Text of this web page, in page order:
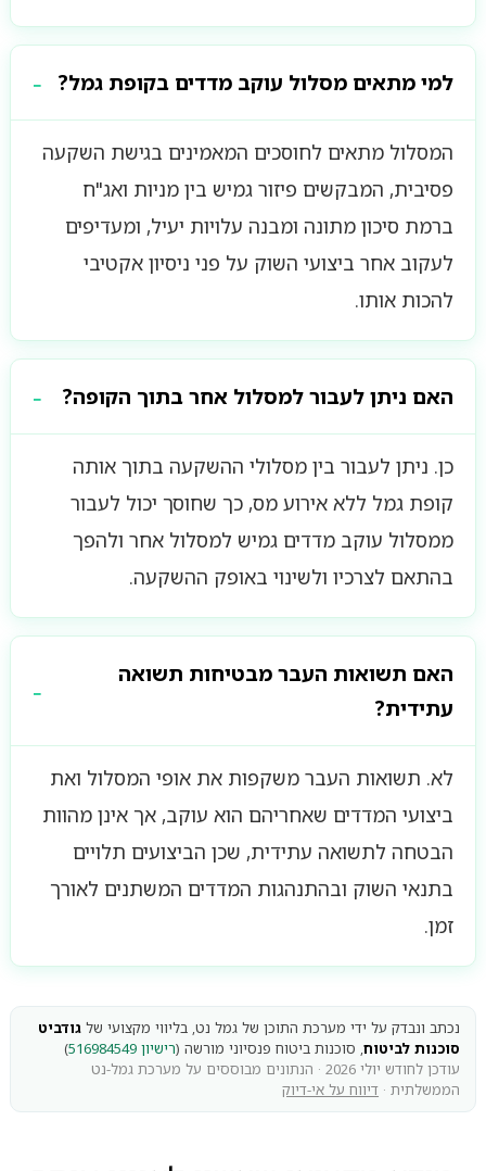
למי מתאים מסלול עוקב מדדים בקופת גמל?
המסלול מתאים לחוסכים המאמינים בגישת השקעה
פסיבית, המבקשים פיזור גמיש בין מניות ואג"ח
ברמת סיכון מתונה ומבנה עלויות יעיל, ומעדיפים
לעקוב אחר ביצועי השוק על פני ניסיון אקטיבי
להכות אותו.
האם ניתן לעבור למסלול אחר בתוך הקופה?
כן. ניתן לעבור בין מסלולי ההשקעה בתוך אותה
קופת גמל ללא אירוע מס, כך שחוסך יכול לעבור
ממסלול עוקב מדדים גמיש למסלול אחר ולהפך
בהתאם לצרכיו ולשינוי באופק ההשקעה.
האם תשואות העבר מבטיחות תשואה
עתידית?
לא. תשואות העבר משקפות את אופי המסלול ואת
ביצועי המדדים שאחריהם הוא עוקב, אך אינן מהוות
הבטחה לתשואה עתידית, שכן הביצועים תלויים
בתנאי השוק ובהתנהגות המדדים המשתנים לאורך
זמן.
נכתב ונבדק על ידי מערכת התוכן של גמל נט, בליווי מקצועי של גודביט
סוכנות לביטוח, סוכנות ביטוח פנסיוני מורשה (רישיון 516984549
)
עודכן לחודש יולי 2026 · הנתונים מבוססים על מערכת גמל-נט
הממשלתית · דיווח על אי-דיוק